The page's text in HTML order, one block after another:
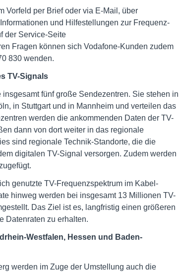
Vorfeld per Brief oder via E-Mail, über
und Hilfestellungen zur Frequenz-
der Service-Seite
Fragen können sich Vodafone-Kunden zudem
830 wenden.
TV-Signals
fünf große Sendezentren. Sie stehen in
in Stuttgart und in Mannheim und verteilen das
werden die ankommenden Daten der TV-
dann von dort weiter in das regionale
sind regionale Technik-Standorte, die die
digitalen TV-Signal versorgen. Zudem werden
genutzte TV-Frequenzspektrum im Kabel-
hinweg werden bei insgesamt 13 Millionen TV-
Das Ziel ist es, langfristig einen größeren
Datenraten zu erhalten.
Westfalen, Hessen und Baden-
werden im Zuge der Umstellung auch die